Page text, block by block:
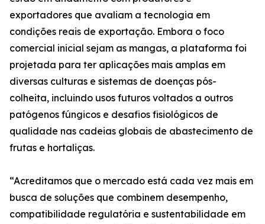
exportadores que avaliam a tecnologia em
condições reais de exportação. Embora o foco
comercial inicial sejam as mangas, a plataforma foi
projetada para ter aplicações mais amplas em
diversas culturas e sistemas de doenças pós-
colheita, incluindo usos futuros voltados a outros
patógenos fúngicos e desafios fisiológicos de
qualidade nas cadeias globais de abastecimento de
frutas e hortaliças.
“Acreditamos que o mercado está cada vez mais em
busca de soluções que combinem desempenho,
compatibilidade regulatória e sustentabilidade em